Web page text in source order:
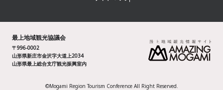
最上地域観光協議会
〒996-0002
山形県新庄市金沢字大道上2034
山形県最上総合支庁観光振興室内
©Mogami Region Tourism Conference All Right Reserved.